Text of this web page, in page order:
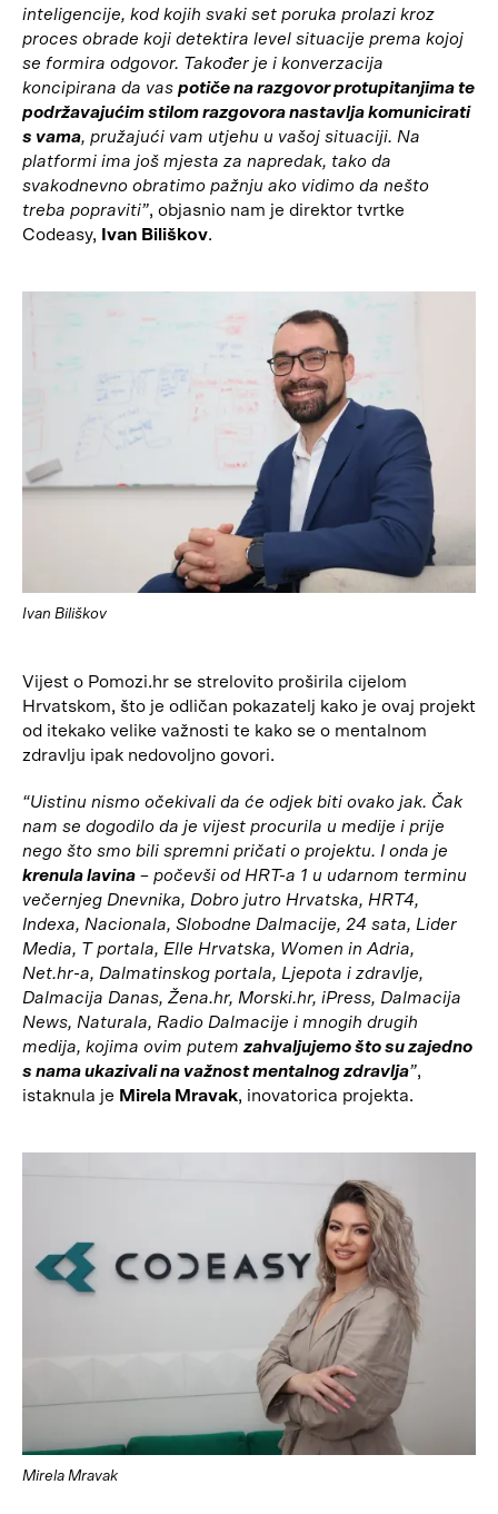
inteligencije, kod kojih svaki set poruka prolazi kroz
proces obrade koji detektira level situacije prema kojoj
se formira odgovor. Također je i konverzacija
koncipirana da vas potiče na razgovor protupitanjima te
podržavajućim stilom razgovora nastavlja komunicirati
s vama, pružajući vam utjehu u vašoj situaciji. Na
platformi ima još mjesta za napredak, tako da
svakodnevno obratimo pažnju ako vidimo da nešto
treba popraviti”, objasnio nam je direktor tvrtke
Codeasy,
Ivan Biliškov.
Ivan Biliškov
Vijest o Pomozi.hr se strelovito proširila cijelom
Hrvatskom, što je odličan pokazatelj kako je ovaj projekt
od itekako velike važnosti te kako se o mentalnom
zdravlju ipak nedovoljno govori.
“Uistinu nismo očekivali da će odjek biti ovako jak. Čak
nam se dogodilo da je vijest procurila u medije i prije
nego što smo bili spremni pričati o projektu. I onda je
krenula lavina – počevši od HRT-a 1 u udarnom terminu
večernjeg Dnevnika, Dobro jutro Hrvatska, HRT4,
Indexa, Nacionala, Slobodne Dalmacije, 24 sata, Lider
Media, T portala, Elle Hrvatska, Women in Adria,
Net.hr-a, Dalmatinskog portala, Ljepota i zdravlje,
Dalmacija Danas, Žena.hr, Morski.hr, iPress, Dalmacija
News, Naturala, Radio Dalmacije i mnogih drugih
medija, kojima ovim putem zahvaljujemo što su zajedno
s nama ukazivali na važnost mentalnog zdravlja”,
istaknula je Mirela Mravak, inovatorica projekta.
Mirela Mravak